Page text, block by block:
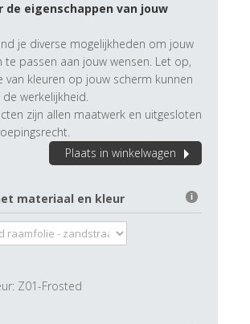
de eigenschappen van jouw
je diverse mogelijkheden om jouw
te passen aan jouw wensen. Let op,
van kleuren op jouw scherm kunnen
de werkelijkheid.
zijn allen maatwerk en uitgesloten
Plaats in winkelwagen
materiaal en kleur i
Z01-Frosted